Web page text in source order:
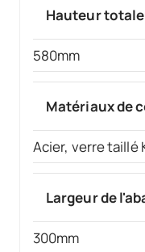
Hauteur
580mm
Matériaux de
Acier, verre taillé
Largeur de
300mm